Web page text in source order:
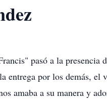
pasó a la presencia
entrega por los demás,
amaba a su manera y